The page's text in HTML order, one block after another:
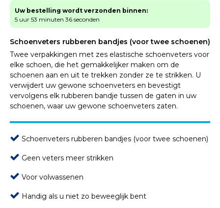
Uw bestelling wordt verzonden binnen:
5 uur 53 minuten 36 seconden
Schoenveters rubberen bandjes (voor twee schoenen)
Twee verpakkingen met zes elastische schoenveters voor
elke schoen, die het gemakkelijker maken om de
schoenen aan en uit te trekken zonder ze te strikken. U
verwijdert uw gewone schoenveters en bevestigt
vervolgens elk rubberen bandje tussen de gaten in uw
schoenen, waar uw gewone schoenveters zaten.
Schoenveters rubberen bandjes (voor twee schoenen)
Geen veters meer strikken
Voor volwassenen
Handig als u niet zo beweeglijk bent